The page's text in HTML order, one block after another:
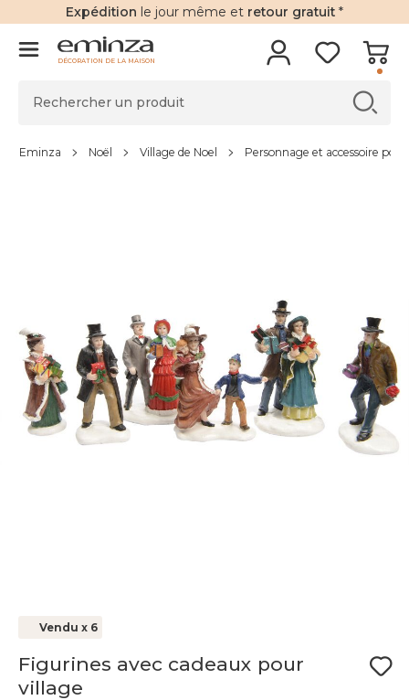
Expédition le jour même et retour gratuit *
DÉCORATION DE LA MAISON
Eminza Noël Village de Noel Personnage et accessoire
Vendu x 6
Figurines avec cadeaux pour
village